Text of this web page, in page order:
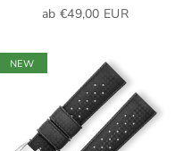
Angebot
ab €49,00 EUR
NEW